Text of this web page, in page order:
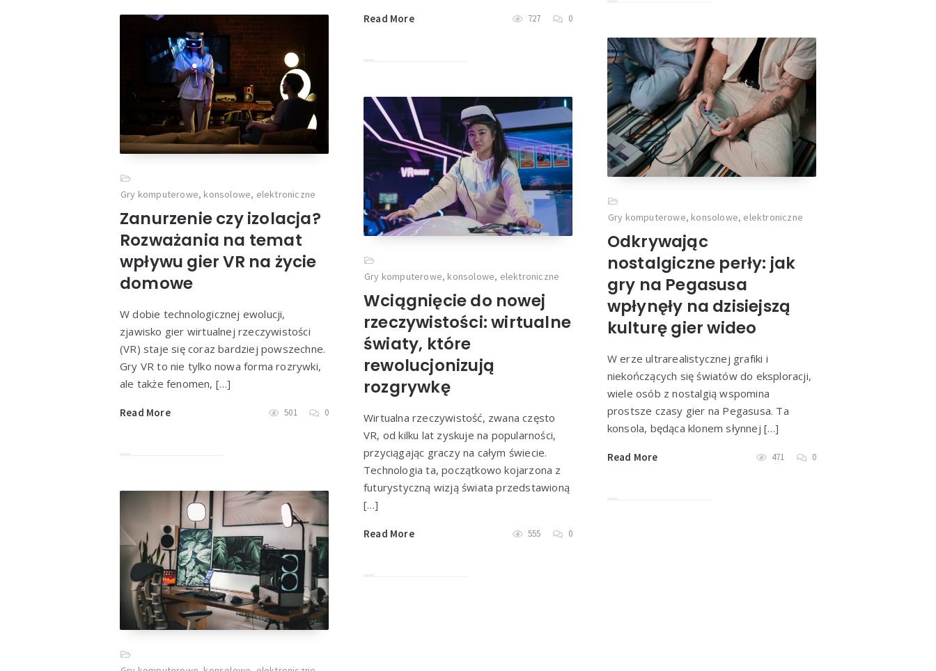
Read More 727 0
Gry komputerowe, konsolowe, elektroniczne
Zanurzenie czy izolacja?
Rozważania na temat
wpływu gier VR na życie
domowe
W dobie technologicznej ewolucji,
zjawisko gier wirtualnej rzeczywistości
(VR) staje się coraz bardziej powszechne.
Gry VR to nie tylko nowa forma rozrywki,
ale także fenomen, […]
Read More 501 0
Gry komputerowe, konsolowe, elektroniczne
Odkrywając
nostalgiczne perły: jak
gry na Pegasusa
wpłynęły na dzisiejszą
kulturę gier wideo
W erze ultrarealistycznej grafiki i
niekończących się światów do eksploracji,
wiele osób z nostalgią wspomina
prostsze czasy gier na Pegasusa. Ta
konsola, będąca klonem słynnej […]
Read More 471 0
Gry komputerowe, konsolowe, elektroniczne
Wciągnięcie do nowej
rzeczywistości: wirtualne
światy, które
rewolucjonizują
rozgrywkę
Wirtualna rzeczywistość, zwana często
VR, od kilku lat zyskuje na popularności,
przyciągając graczy na całym świecie.
Technologia ta, początkowo kojarzona z
futurystyczną wizją świata przedstawioną
[…]
Read More 555 0